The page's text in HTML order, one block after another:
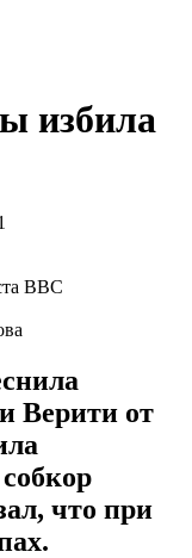
избила
Верити от
что при